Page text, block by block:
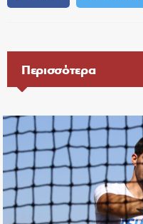
Περισσότερα